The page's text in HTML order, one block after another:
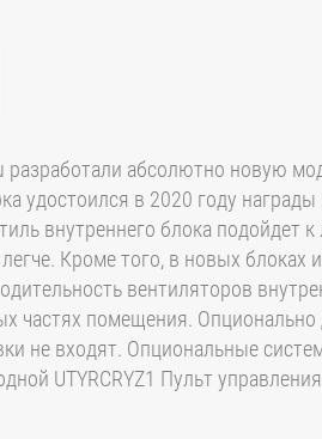
абсолютно новую
удостоился в 2020 году
внутреннего блока
Кроме того, в новых
вентиляторов
частях помещения.
не входят. Опциональные
UTYRCRYZ1 Пульт